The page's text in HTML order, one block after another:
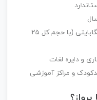
(با حجم کل ۲۵
لغات
و مراکز آموزشی